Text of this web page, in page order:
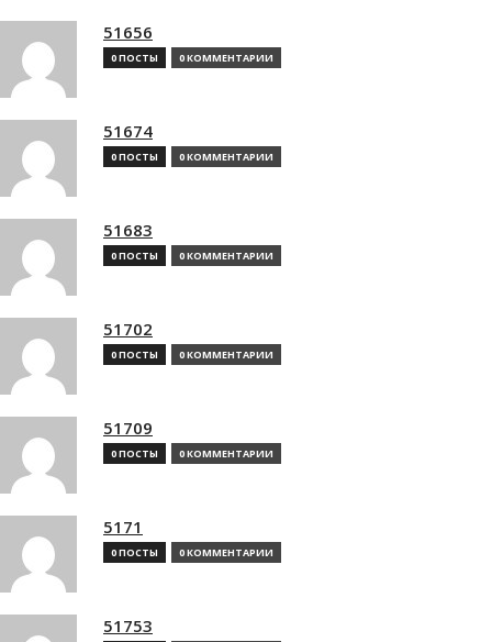
51656
0 ПОСТЫ 0 КОММЕНТАРИИ
51674
0 ПОСТЫ 0 КОММЕНТАРИИ
51683
0 ПОСТЫ 0 КОММЕНТАРИИ
51702
0 ПОСТЫ 0 КОММЕНТАРИИ
51709
0 ПОСТЫ 0 КОММЕНТАРИИ
5171
0 ПОСТЫ 0 КОММЕНТАРИИ
51753